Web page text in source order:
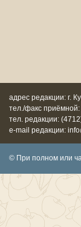
адрес редакции: г.
тел./факс
тел. редакции:
e-mail редакции:
© При полном или